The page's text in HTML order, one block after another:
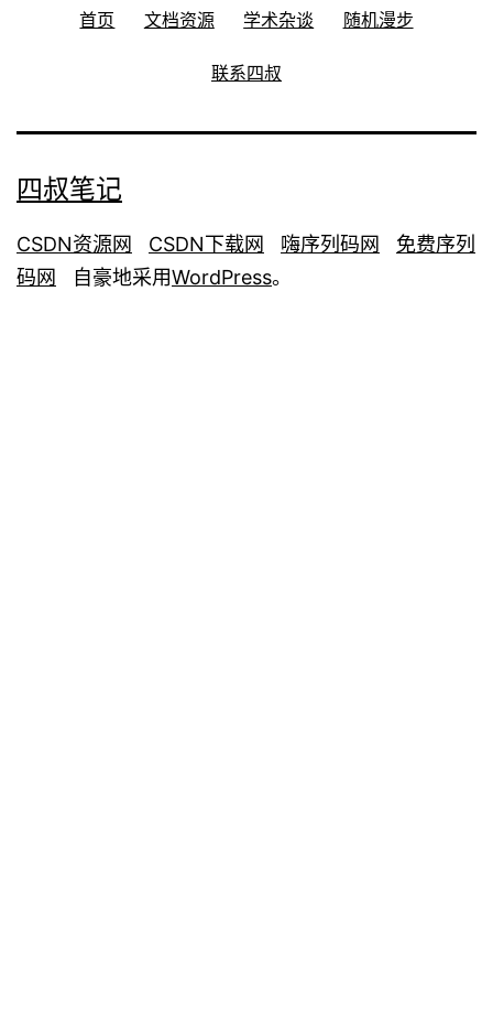
首页 文档资源 学术杂谈 随机漫步
联系四叔
四叔笔记
CSDN资源网 CSDN下载网 嗨序列码网
免费序列
码网 自豪地采用WordPress。